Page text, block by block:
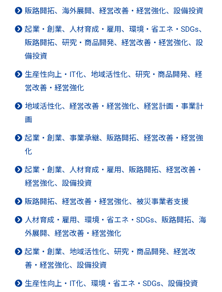
販路開拓、海外展開、経営改善・経営強化、設備投資
起業・創業、人材育成・雇用、環境・省エネ・SDGs、
販路開拓、研究・商品開発、経営改善・経営強化、設
備投資
生産性向上・IT化、地域活性化、研究・商品開発、経
営改善・経営強化
地域活性化、経営改善・経営強化、経営計画・事業計
画
起業・創業、事業承継、販路開拓、経営改善・経営強
化
起業・創業、人材育成・雇用、販路開拓、経営改善・
経営強化、設備投資
販路開拓、経営改善・経営強化、被災事業者支援
人材育成・雇用、環境・省エネ・SDGs、販路開拓、海
外展開、経営改善・経営強化
起業・創業、地域活性化、研究・商品開発、経営改
善・経営強化、設備投資
生産性向上・IT化、環境・省エネ・SDGs、設備投資